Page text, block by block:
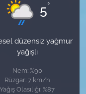
5°
düzensiz yağmur
yağışlı
Nem: %90
Rüzgar: 7 km/h
Yağış Olasılığı: %87